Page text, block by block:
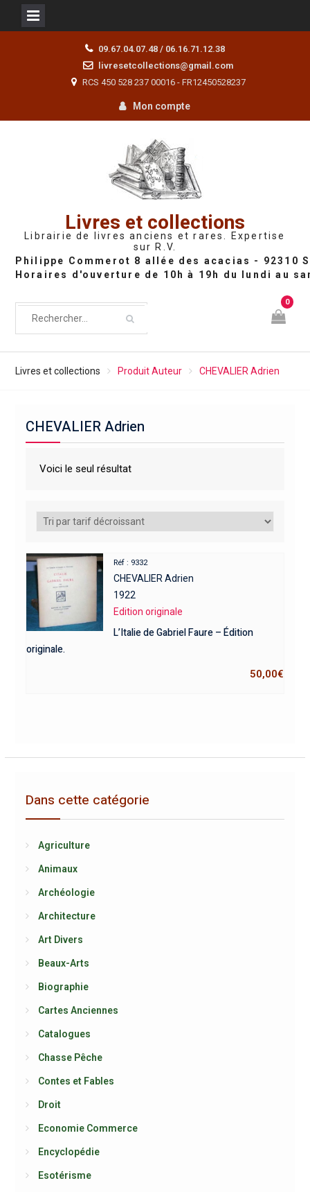
09.67.04.07.48 / 06.16.71.12.38
livresetcollections@gmail.com
RCS 450 528 237 00016 - FR12450528237
Mon compte
Livres et collections
Librairie de livres anciens et rares. Expertise
sur R.V.
0
Livres et collections Produit Auteur CHEVALIER Adrien
CHEVALIER Adrien
Voici le seul résultat
Réf : 9332
CHEVALIER Adrien
1922
Edition originale
L’Italie de Gabriel Faure – Édition
originale.
50,00€
Dans cette catégorie
Agriculture
Animaux
Archéologie
Architecture
Art Divers
Beaux-Arts
Biographie
Cartes Anciennes
Catalogues
Chasse Pêche
Contes et Fables
Droit
Economie Commerce
Encyclopédie
Esotérisme